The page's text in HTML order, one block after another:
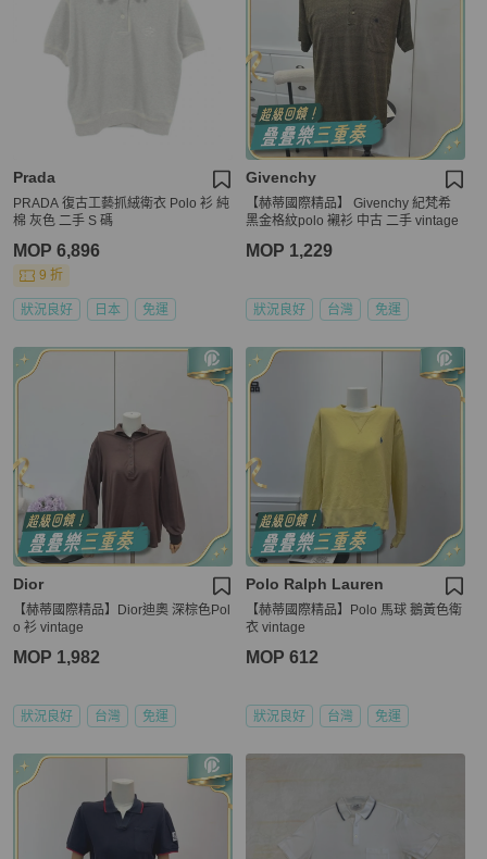
Prada
PRADA 復古工藝抓絨衛衣 Polo 衫 純
棉 灰色 二手 S 碼
MOP 6,896
9 折
狀況良好 日本 免運
Givenchy
【赫蒂國際精品】 Givenchy 紀梵希
黑金格紋polo 襯衫 中古 二手 vintage
MOP 1,229
狀況良好 台灣 免運
Dior
【赫蒂國際精品】Dior迪奧 深棕色Pol
o 衫 vintage
MOP 1,982
狀況良好 台灣 免運
Polo Ralph Lauren
【赫蒂國際精品】Polo 馬球 鵝黃色衛
衣 vintage
MOP 612
狀況良好 台灣 免運